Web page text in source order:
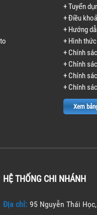
+ Tuyển
+ Điều
+ Hướng
+ Hình
+ Chính
+ Chính
+ Chính
+ Chính
Xem
HỆ THỐNG CHI NHÁNH
Địa chỉ: 95 Nguyễn Thái